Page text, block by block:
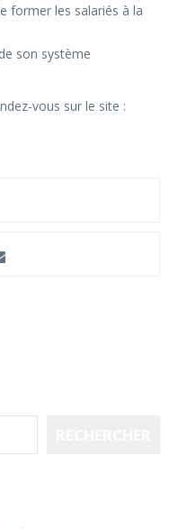
former les salariés à la
son système
vous sur le site :